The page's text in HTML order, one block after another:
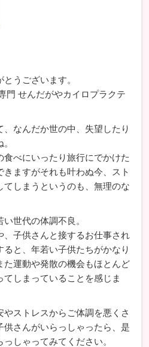
うございます。
門 せんだがやカイロプラクテ
なんだか世の中、失望したり
べにいったり旅行にでかけた
きますがそれも叶わぬ今、スト
てしまうというのも、無理のな
世代の体調不良。
、子供さんと接するお仕事され
と、年若い子供たちがかなり
た運動や発散の機会もほとんど
しまっていることを感じま
やストレスからご体調を悪くさ
供さんがいらっしゃったら、是
しゃってみてください。